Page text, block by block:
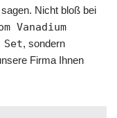
Nicht bloß bei
Vanadium
Set, sondern
Firma Ihnen